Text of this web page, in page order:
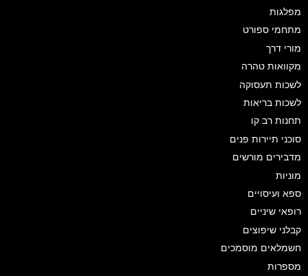
מפלגות
מתחמי ספורט
מורי דרך
מקוואות טהרה
לשכות תעסוקה
לשכות בריאות
תחנות רב קו
סוכני תיירות פנים
מדבירים מורשים
מוניות
ספא ועיסויים
רופאי שיניים
קבלני שיפוצים
חשמלאים מוסמכים
מספרות